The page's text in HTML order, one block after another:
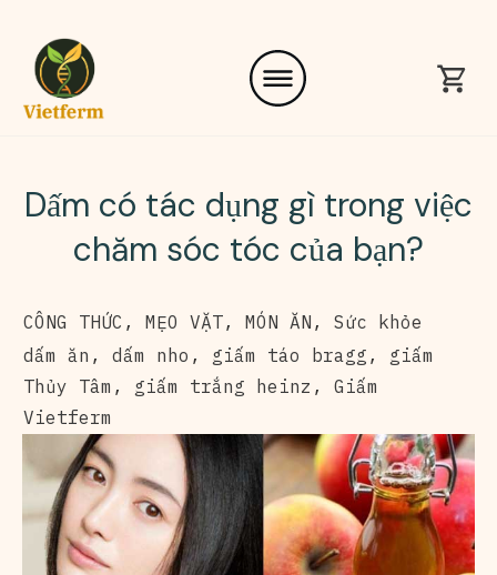
Dấm có tác dụng gì trong việc
chăm sóc tóc của bạn?
CÔNG THỨC , MẸO VẶT, MÓN ĂN , Sức khỏe
dấm ăn , dấm nho , giấm táo bragg , giấm
Thủy Tâm , giấm trắng heinz , Giấm
Vietferm